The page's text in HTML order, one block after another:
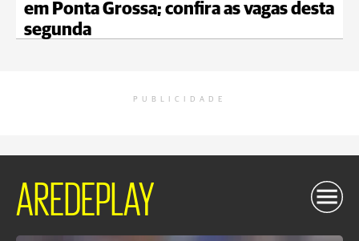
em Ponta Grossa; confira as vagas desta
segunda
PUBLICIDADE
AREDEPLAY